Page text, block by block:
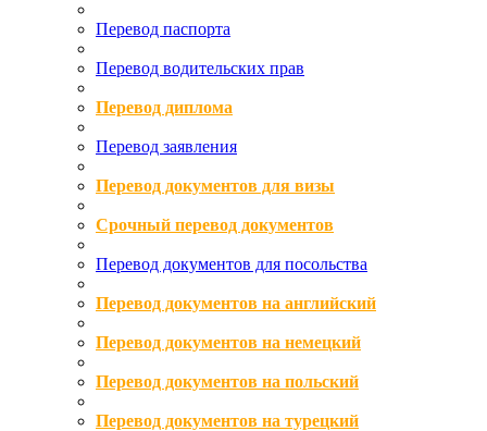
Перевод паспорта
Перевод водительских прав
Перевод диплома
Перевод заявления
Перевод документов для визы
Срочный перевод документов
Перевод документов для посольства
Перевод документов на английский
Перевод документов на немецкий
Перевод документов на польский
Перевод документов на турецкий